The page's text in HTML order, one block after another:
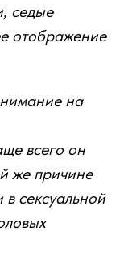
седые
отображение
на
всего он
же причине
сексуальной